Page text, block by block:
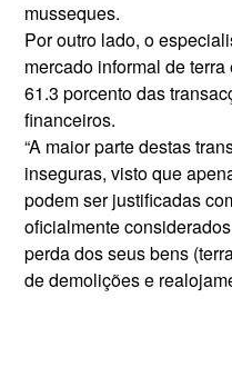
musseques.
Por outro lado, o
mercado informal de
61.3 porcento das
financeiros.
“A maior parte destas
inseguras, visto que
podem ser justificadas
oficialmente
perda dos seus bens
de demolições e